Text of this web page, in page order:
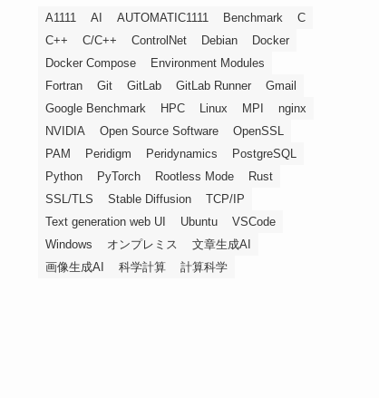
A1111 AI AUTOMATIC1111 Benchmark
C
C++
C/C++ ControlNet Debian
Docker
Docker Compose
Environment Modules
Fortran
Git GitLab GitLab Runner
Gmail
Google Benchmark
HPC Linux MPI
nginx
NVIDIA
Open Source Software
OpenSSL
PAM
Peridigm Peridynamics
PostgreSQL
Python
PyTorch Rootless Mode
Rust
SSL/TLS
Stable Diffusion
TCP/IP
Text generation web UI
Ubuntu
VSCode
Windows
オンプレミス
文章生成AI
画像生成AI
科学計算 計算科学